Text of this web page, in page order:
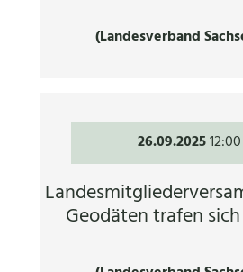
(Landesverband
26.09.2025
Geodäten trafen